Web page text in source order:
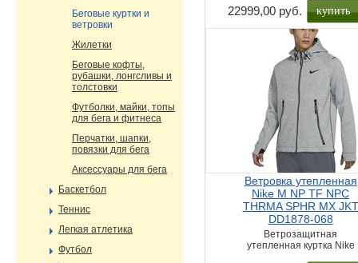
22999,00 руб. купить
Ветровка утепленная
Nike M NP TF NPC
THRMA SPHR MX JKT
DD1878-068
Ветрозащитная
утепленная куртка Nike
Беговые куртки и
ветровки
Жилетки
Беговые кофты,
рубашки, лонгсливы и
толстовки
Футболки, майки, топы
для бега и фитнеса
Перчатки, шапки,
повязки для бега
Аксессуары для бега
Баскетбол
Теннис
Легкая атлетика
Футбол